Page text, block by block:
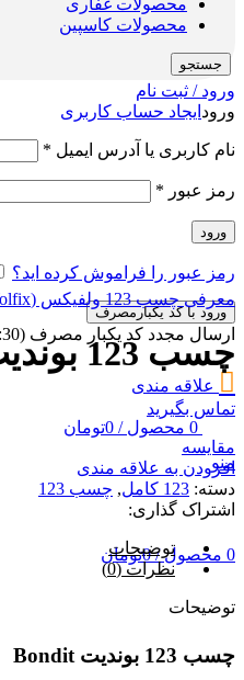
محصولات غفاری
محصولات کاسپین
جستجو
ورود / ثبت نام
ورود ایجاد حساب کاربری
نام کاربری یا آدرس ایمیل *
رمز عبور *
ورود
رمز عبور را فراموش کرده اید؟
ورود با کد یکبارمصرف
ارسال مجدد کد یکبار مصرف (00:
30
علاقه مندی
0 محصول /
0تومان
منو
0 محصول /
0تومان
معرفی چسب 123 ولفیکس (Wolfix)
چسب 123 بوندیت Bondit
تماس بگیرید
مقایسه
افزودن به علاقه مندی
دسته: 123 کامل , چسب 123
اشتراک گذاری:
توضیحات
نظرات (0)
توضیحات
چسب 123 بوندیت Bondit